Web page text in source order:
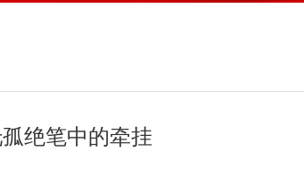
绝笔中的牵挂